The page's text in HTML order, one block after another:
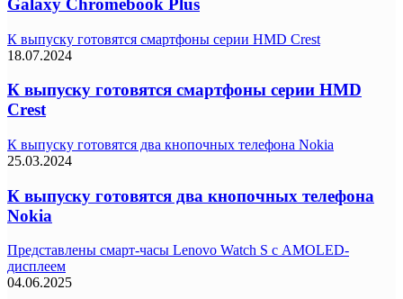
Galaxy Chromebook Plus
К выпуску готовятся смартфоны серии HMD Crest
18.07.2024
К выпуску готовятся смартфоны серии HMD
Crest
К выпуску готовятся два кнопочных телефона Nokia
25.03.2024
К выпуску готовятся два кнопочных телефона
Nokia
Представлены смарт-часы Lenovo Watch S с AMOLED-
дисплеем
04.06.2025